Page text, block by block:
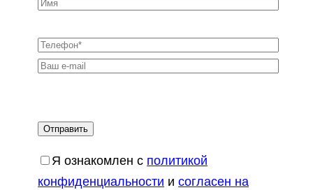
Я ознакомлен с политикой
конфиденциальности исогласен на